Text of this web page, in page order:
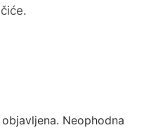
Neophodna